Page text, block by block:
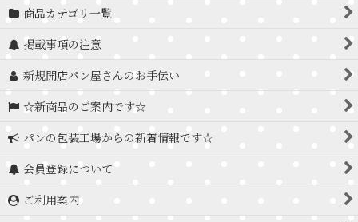
商品カテゴリ一覧
掲載事項の注意
新規開店パン屋さんのお手伝い
☆新商品のご案内です☆
パンの包装工場からの新着情報です☆
会員登録について
ご利用案内